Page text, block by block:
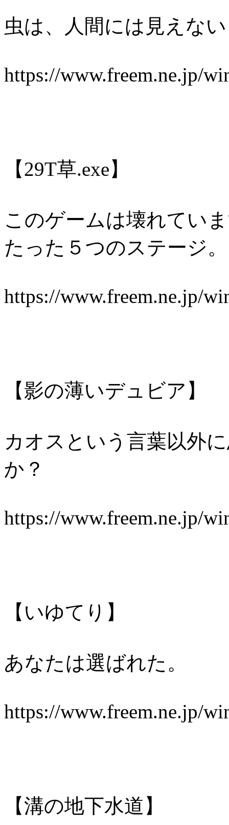
虫は、人間には見えな
https://www.freem.ne.jp/
【29T草.exe】
このゲームは壊れてい
たった５つのステージ。
https://www.freem.ne.jp/
【影の薄いデュビア】
カオスという言葉以外
か？
https://www.freem.ne.jp/
【いゆてり】
あなたは選ばれた。
https://www.freem.ne.jp/
【溝の地下水道】